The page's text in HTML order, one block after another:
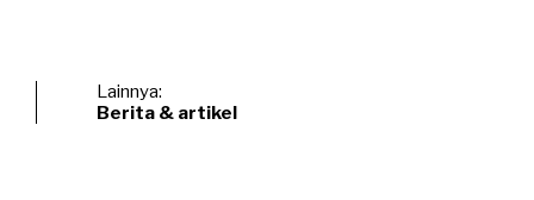
Lainnya:
Berita & artikel